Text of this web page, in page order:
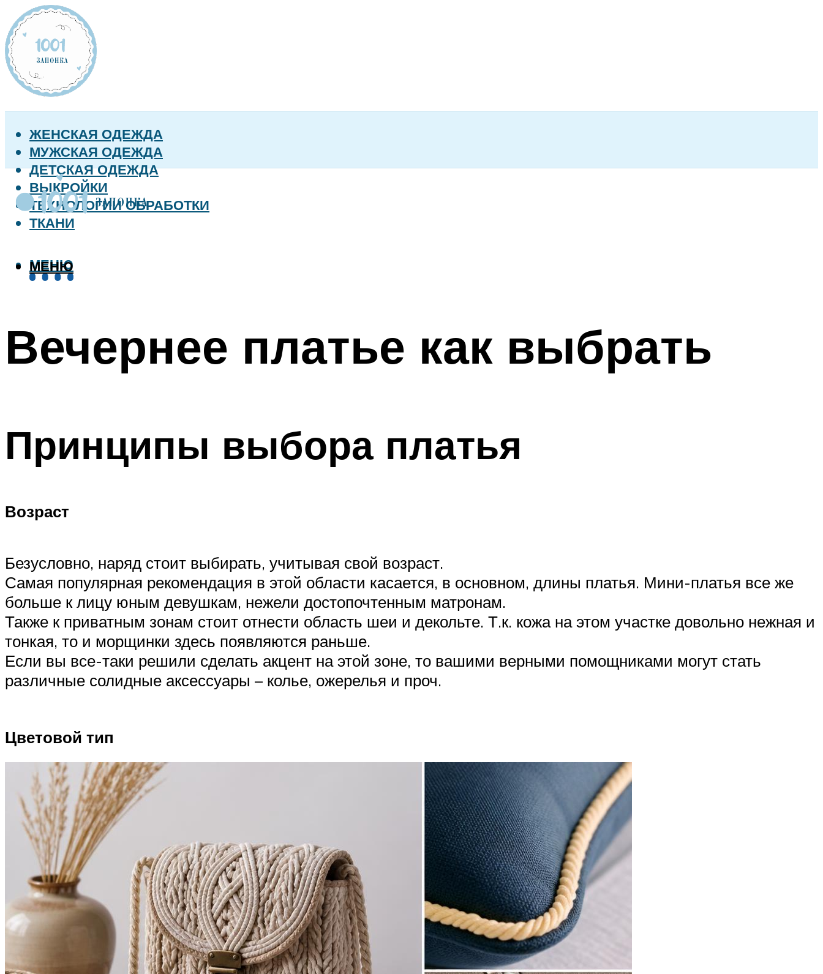
ЖЕНСКАЯ ОДЕЖДА
МУЖСКАЯ ОДЕЖДА
ДЕТСКАЯ ОДЕЖДА
ВЫКРОЙКИ
ТЕХНОЛОГИИ ОБРАБОТКИ
ТКАНИ
МЕНЮ
МЕНЮ
Вечернее платье как выбрать
Принципы выбора платья
Возраст
Безусловно, наряд стоит выбирать, учитывая свой возраст.
Самая популярная рекомендация в этой области касается, в основном, длины платья. Мини-платья все же
больше к лицу юным девушкам, нежели достопочтенным матронам.
Также к приватным зонам стоит отнести область шеи и декольте. Т.к. кожа на этом участке довольно нежная и
тонкая, то и морщинки здесь появляются раньше.
Если вы все-таки решили сделать акцент на этой зоне, то вашими верными помощниками могут стать
различные солидные аксессуары – колье, ожерелья и проч.
Цветовой тип